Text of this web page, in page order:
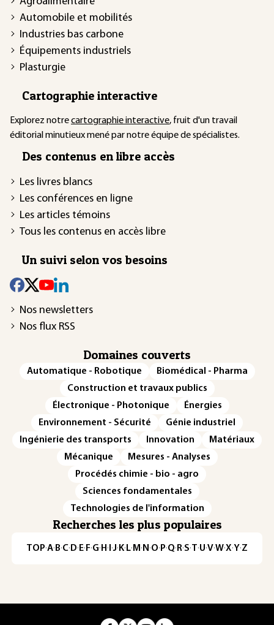
Automobile et mobilités
Industries bas carbone
Équipements industriels
Plasturgie
Cartographie interactive
Explorez notrecartographie interactive, fruit d'un travail
éditorial minutieux mené par notre équipe de spécialistes.
Des contenus en libre accès
Les livres blancs
Les conférences en ligne
Les articles témoins
Tous les contenus en accès libre
Un suivi selon vos besoins
Nos newsletters
Nos flux RSS
Domaines couverts
Automatique - Robotique
Biomédical - Pharma
Construction et travaux publics
Électronique - Photonique
Énergies
Environnement - Sécurité
Génie industriel
Ingénierie des transports
Innovation
Matériaux
Mécanique
Mesures - Analyses
Procédés chimie - bio - agro
Sciences fondamentales
Technologies de l'information
Recherches les plus populaires
TOP·A·B·C· D· E· F·G· H · ·J· K· L· M · N ·O· P·Q· R·S·T·U·V·W·X·Y·Z